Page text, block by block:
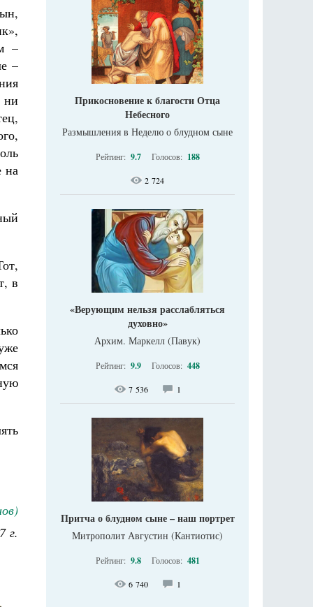
–
–
ни
на
в
г.
Прикосновение к благости Отца
Небесного
Размышления в Неделю о блудном сыне
Рейтинг: 9.7 Голосов: 188
2 724
«Верующим нельзя расслабляться
духовно»
Архим. Маркелл (Павук)
Рейтинг: 9.9 Голосов: 448
7 536 1
Притча о блудном сыне – наш портрет
Митрополит Августин (Кантиотис)
Рейтинг: 9.8 Голосов: 481
6 740 1